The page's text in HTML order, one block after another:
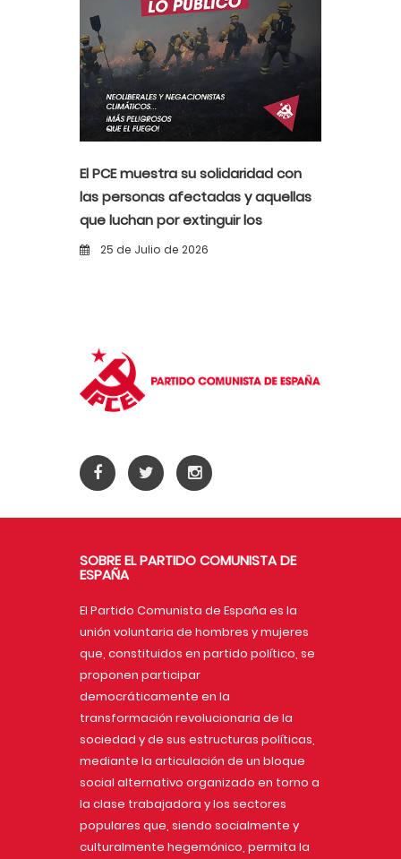
El PCE muestra su solidaridad con
las personas afectadas y aquellas
que luchan por extinguir los
incendios
25 de Julio de 2026
SOBRE EL PARTIDO COMUNISTA DE
ESPAÑA
El Partido Comunista de España es la
unión voluntaria de hombres y mujeres
que, constituidos en partido político, se
proponen participar
democráticamente en la
transformación revolucionaria de la
sociedad y de sus estructuras políticas,
mediante la articulación de un bloque
social alternativo organizado en torno a
la clase trabajadora y los sectores
populares que, siendo socialmente y
culturalmente hegemónico, permita la